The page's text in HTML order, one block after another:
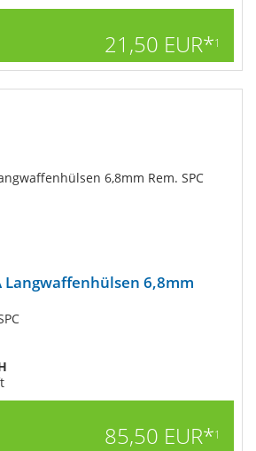
21,50 EUR*1
Langwaffenhülsen 6,8mm
85,50 EUR*1